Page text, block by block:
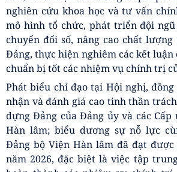
Đồng chí PGS.TS. Nguyễn Huy
Giám đốc Học viện KHXH phát